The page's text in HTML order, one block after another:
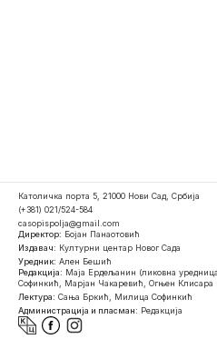
Католичка порта 5, 21000 Нови Сад, Србија
(+381) 021/524-584
casopispolja@gmail.com
Директор: Бојан Панаотовић
Издавач: Културни центар Новог Сада
Уредник: Ален Бешић
Редакција: Маја Ердељанин (ликовна
Софинкић, Марјан Чакаревић, Огњен Клисара
Лектура: Сања Бркић, Милица Софинкић
Администрација и пласман: Редакција